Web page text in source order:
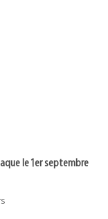
le 1er septembre